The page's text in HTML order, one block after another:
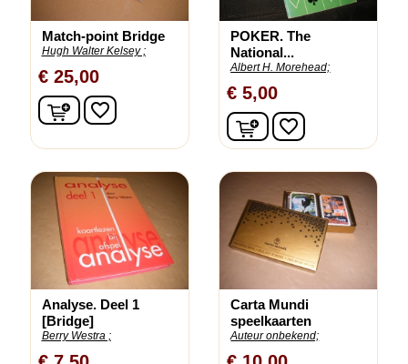
Match-point Bridge
Hugh Walter Kelsey ;
€ 25,00
In winkelwagen
favorite_border
POKER. The
National...
Albert H. Morehead;
€ 5,00
In winkelwagen
favorite_border
Analyse. Deel 1
[Bridge]
Berry Westra ;
Carta Mundi
speelkaarten
Auteur onbekend;